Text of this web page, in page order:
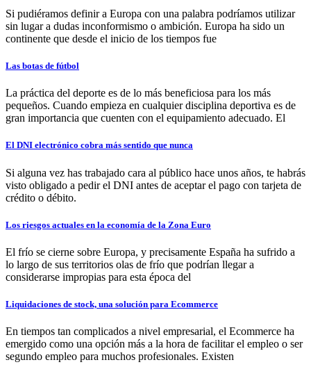
Si pudiéramos definir a Europa con una palabra podríamos utilizar
sin lugar a dudas inconformismo o ambición. Europa ha sido un
continente que desde el inicio de los tiempos fue
Las botas de fútbol
La práctica del deporte es de lo más beneficiosa para los más
pequeños. Cuando empieza en cualquier disciplina deportiva es de
gran importancia que cuenten con el equipamiento adecuado. El
El DNI electrónico cobra más sentido que nunca
Si alguna vez has trabajado cara al público hace unos años, te habrás
visto obligado a pedir el DNI antes de aceptar el pago con tarjeta de
crédito o débito.
Los riesgos actuales en la economía de la Zona Euro
El frío se cierne sobre Europa, y precisamente España ha sufrido a
lo largo de sus territorios olas de frío que podrían llegar a
considerarse impropias para esta época del
Liquidaciones de stock, una solución para Ecommerce
En tiempos tan complicados a nivel empresarial, el Ecommerce ha
emergido como una opción más a la hora de facilitar el empleo o ser
segundo empleo para muchos profesionales. Existen